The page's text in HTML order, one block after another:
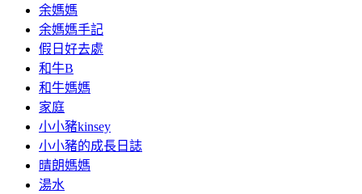
余媽媽
余媽媽手記
假日好去處
和牛B
和牛媽媽
家庭
小小豬kinsey
小小豬的成長日誌
晴朗媽媽
湯水